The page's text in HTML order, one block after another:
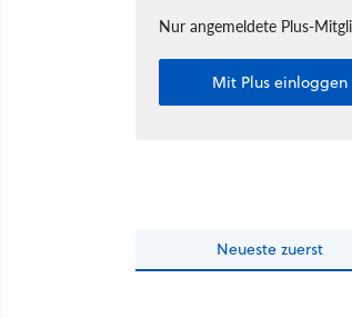
Nur angemeldete Plus-
Mit Plus einloggen
Neueste zuerst